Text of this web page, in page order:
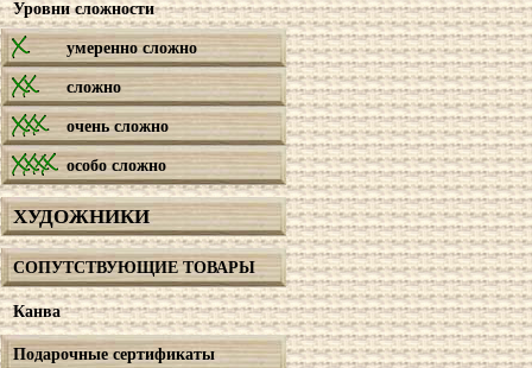
Уровни сложности
умеренно сложно
сложно
очень сложно
особо сложно
ХУДОЖНИКИ
СОПУТСТВУЮЩИЕ ТОВАРЫ
Канва
Подарочные сертификаты